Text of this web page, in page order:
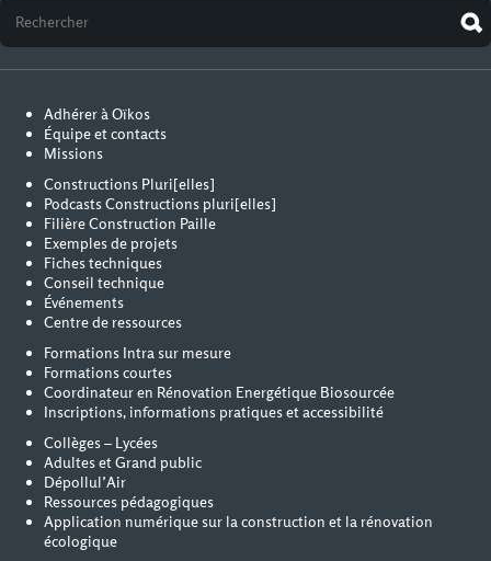
Adhérer à Oïkos
Équipe et contacts
Missions
Constructions Pluri[elles]
Podcasts Constructions pluri[elles]
Filière Construction Paille
Exemples de projets
Fiches techniques
Conseil technique
Événements
Centre de ressources
Formations Intra sur mesure
Formations courtes
Coordinateur en Rénovation Energétique Biosourcée
Inscriptions, informations pratiques et accessibilité
Collèges – Lycées
Adultes et Grand public
Dépollul’Air
Ressources pédagogiques
Application numérique sur la construction et la rénovation
écologique